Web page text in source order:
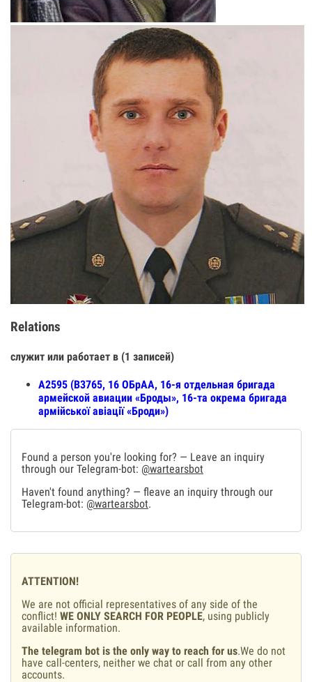
Relations
служит или работает в (1 записей)
А2595 (В3765, 16 ОБрАА, 16-я отдельная бригада
армейской авиации «Броды», 16-та окрема бригада
армійської авіації «Броди»)
Found a person you're looking for? — Leave an inquiry
through our Telegram-bot: @wartearsbot
Haven't found anything? — fleave an inquiry through our
Telegram-bot: @wartearsbot.
ATTENTION!
We are not official representatives of any side of the
conflict! WE ONLY SEARCH FOR PEOPLE, using publicly
available information.
The telegram bot is the only way to reach for us.We do not
have call-centers, neither we chat or call from any other
accounts.